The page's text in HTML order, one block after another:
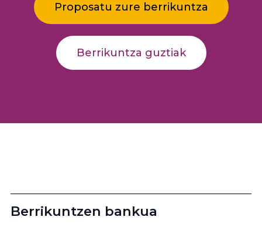
Proposatu zure berrikuntza
Berrikuntza guztiak